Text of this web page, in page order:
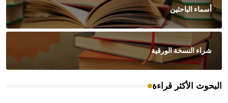
أسماء الباحثين
شراء النسخة الورقية
البحوث الأكثر قراءة